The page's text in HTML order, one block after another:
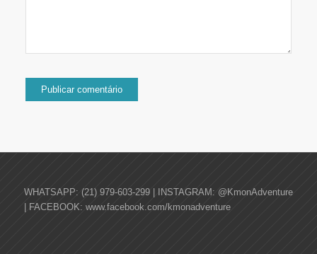
WHATSAPP: (21) 979-603-299 | INSTAGRAM: @KmonAdventure
| FACEBOOK: www.facebook.com/kmonadventure